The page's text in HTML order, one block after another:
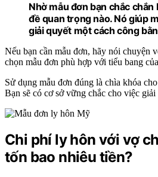
Nhờ mẫu đơn bạn chắc
đề quan trọng nào. Nó giúp
giải quyết một cách công
Nếu bạn cần mẫu đơn, hãy nói chuyện
chọn mẫu đơn phù hợp với tiểu bang
Sử dụng mẫu đơn đúng là chìa khóa
Bạn sẽ có cơ sở vững chắc cho việc
Chi phí ly hôn với vợ
tốn bao nhiêu tiền?